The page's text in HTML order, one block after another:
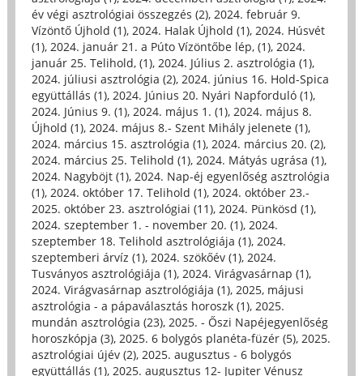
év végi asztrológiai összegzés (2), 2024. február 9.
Vízöntő Újhold (1), 2024. Halak Újhold (1), 2024. Húsvét
(1), 2024. január 21. a Púto Vízöntőbe lép, (1), 2024.
január 25. Telihold, (1), 2024. Július 2. asztrológia (1),
2024. júliusi asztrológia (2), 2024. június 16. Hold-Spica
együttállás (1), 2024. Június 20. Nyári Napforduló (1),
2024. Június 9. (1), 2024. május 1. (1), 2024. május 8.
Újhold (1), 2024. május 8.- Szent Mihály jelenete (1),
2024. március 15. asztrológia (1), 2024. március 20. (2),
2024. március 25. Telihold (1), 2024. Mátyás ugrása (1),
2024. Nagyböjt (1), 2024. Nap-éj egyenlőség asztrológia
(1), 2024. október 17. Telihold (1), 2024. október 23.-
2025. október 23. asztrológiai (11), 2024. Pünkösd (1),
2024. szeptember 1. - november 20. (1), 2024.
szeptember 18. Telihold asztrológiája (1), 2024.
szeptemberi árvíz (1), 2024. szökőév (1), 2024.
Tusványos asztrológiája (1), 2024. Virágvasárnap (1),
2024. Virágvasárnap asztrológiája (1), 2025, májusi
asztrológia - a pápaválasztás horoszk (1), 2025.
mundán asztrológia (23), 2025. - Őszi Napéjegyenlőség
horoszkópja (3), 2025. 6 bolygós planéta-füzér (5), 2025.
asztrológiai újév (2), 2025. augusztus - 6 bolygós
együttállás (1), 2025. augusztus 12- Jupiter Vénusz